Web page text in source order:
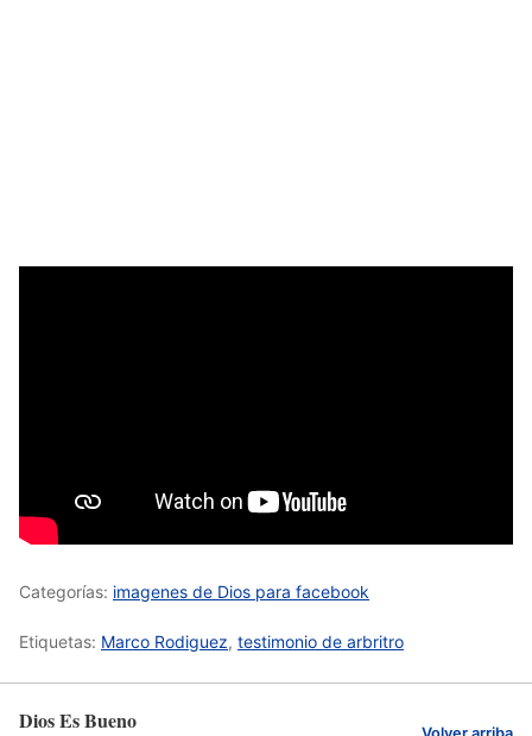
Categorías: imagenes de Dios para facebook
Etiquetas: Marco Rodiguez, testimonio de arbritro
Dios Es Bueno